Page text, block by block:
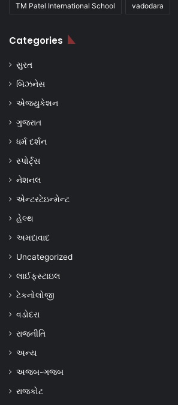
TM Patel International School vadodara
Categories
સુરત
બિઝનેસ
એજ્યુકેશન
ગુજરાત
ધર્મ દર્શન
સ્પોર્ટ્સ
નેશનલ
એન્ટરટેઇન્મેન્ટ
હેલ્થ
અમદાવાદ
Uncategorized
લાઈફસ્ટાઇલ
ટેકનોલોજી
વડોદરા
રાજનીતિ
અન્ય
અજબ-ગજબ
રાજકોટ